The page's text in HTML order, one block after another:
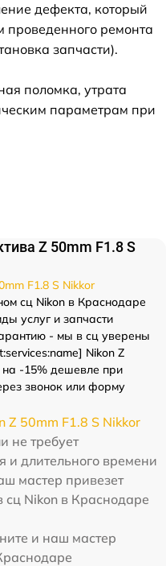
дефекта, который
проведенного ремонта
запчасти).
поломка, утрата
параметрам при
Z 50mm F1.8 S
F1.8 S Nikkor
сц Nikon в Краснодаре
услуг и запчасти
- мы в сц уверены
Nikon Z
на -15% дешевле при
звонок или форму
Z 50mm F1.8 S Nikkor
не требует
и длительного времени
мастер привезет
сц Nikon в Краснодаре
и наш мастер